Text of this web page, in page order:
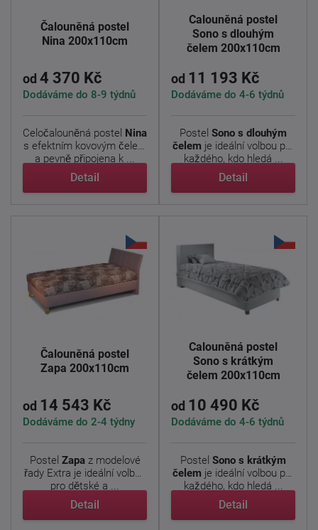
Čalouněná postel
Nina 200x110cm
od 4 370 Kč
Dodáváme do 8-9 týdnů
Celočalouněná postel Nina
s efektním kovovým čelem
a pevně připojena k ...
Detail
Čalouněná postel
Sono s dlouhým
čelem 200x110cm
od 11 193 Kč
Dodáváme do 4-6 týdnů
Postel Sono s dlouhým
čelem je ideální volbou pro
každého, kdo hledá ...
Detail
Čalouněná postel
Zapa 200x110cm
od 14 543 Kč
Dodáváme do 2-4 týdny
Postel Zapaz modelové
řady Extra je ideální volbou
pro dětské a ...
Detail
Čalouněná postel
Sono s krátkým
čelem 200x110cm
od 10 490 Kč
Dodáváme do 4-6 týdnů
Postel Sono s krátkým
čelem je ideální volbou pro
každého, kdo hledá ...
Detail